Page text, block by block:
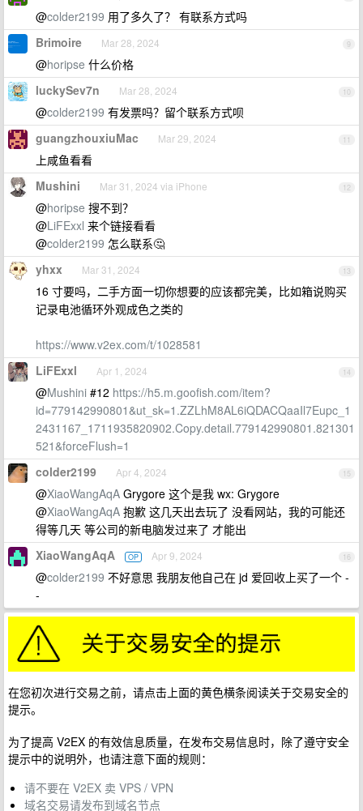
@colder2199 用了多久了？ 有联系方式吗
9
Brimoire Mar 28, 2024
@horipse 什么价格
10
luckySev7n Mar 28, 2024
@colder2199 有发票吗？留个联系方式呗
11
guangzhouxiuMac Mar 29, 2024
上咸鱼看看
12
Mushini Mar 31, 2024 via iPhone
@horipse 搜不到？
@LiFExxl 来个链接看看
@colder2199 怎么联系🤔
13
yhxx Mar 31, 2024
16 寸要吗，二手方面一切你想要的应该都完美，比如箱说购买
记录电池循环外观成色之类的
https://www.v2ex.com/t/1028581
14
LiFExxl Apr 1, 2024
@Mushini #12 https://h5.m.goofish.com/item?
id=779142990801&ut_sk=1.ZZLhM8AL6iQDACQaaIl7Eupc_1
2431167_1711935820902.Copy.detail.779142990801.821301
521&forceFlush=1
15
colder2199 Apr 4, 2024
@XiaoWangAqA Grygore 这个是我 wx: Grygore
@XiaoWangAqA 抱歉 这几天出去玩了 没看网站，我的可能还
得等几天 等公司的新电脑发过来了 才能出
16
XiaoWangAqA OP Apr 9, 2024
@colder2199 不好意思 我朋友他自己在 jd 爱回收上买了一个 -
-
在您初次进行交易之前，请点击上面的黄色横条阅读关于交易安全的
提示。
为了提高 V2EX 的有效信息质量，在发布交易信息时，除了遵守安全
提示中的说明外，也请注意下面的规则：
请不要在 V2EX 卖 VPS / VPN
域名交易请发布到域名节点